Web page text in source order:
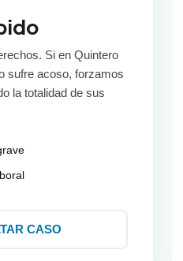
Si en Quintero
sufre acoso, forzamos
la totalidad de sus
CASO